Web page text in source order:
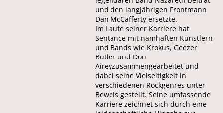
und den langjährigen Frontmann
Dan McCafferty ersetzte.
Im Laufe seiner Karriere hat
Sentance mit namhaften Künstlern
und Bands wie Krokus, Geezer
Butler und Don
Aireyzusammengearbeitet und
dabei seine Vielseitigkeit in
verschiedenen Rockgenres unter
Beweis gestellt. Seine umfassende
Karriere zeichnet sich durch eine